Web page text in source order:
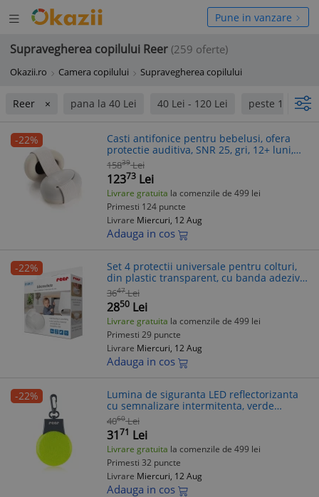
Deschide
meniul
Pune in vanzare
Supravegherea copilului Reer (259 oferte)
Okazii.ro Camera copilului Supravegherea copilului
Reer pana la 40 Lei 40 Lei - 120 Lei peste 120 Lei
-22%
Casti antifonice pentru bebelusi, ofera
protectie auditiva, SNR 25, gri, 12+ luni,
Reer SilentGuard Baby 53261
15839 Lei
12373 Lei
Livrare gratuita la comenzile de 499 lei
Primesti 124 puncte
Livrare Miercuri, 12 Aug
Adauga in cos
-22%
Set 4 protectii universale pentru colturi,
din plastic transparent, cu banda adeziva,
rezistente la muscaturi, fara PVC, Reer
82049
3647 Lei
2850 Lei
Livrare gratuita la comenzile de 499 lei
Primesti 29 puncte
Livrare Miercuri, 12 Aug
Adauga in cos
-22%
Lumina de siguranta LED reflectorizanta
cu semnalizare intermitenta, verde
fluorescent, cu carabina de agatare, Reer
Light&Go 53253
4060 Lei
3171 Lei
Livrare gratuita la comenzile de 499 lei
Primesti 32 puncte
Livrare Miercuri, 12 Aug
Adauga in cos